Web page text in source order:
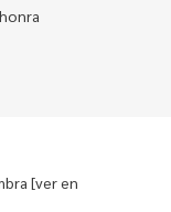
[ver en